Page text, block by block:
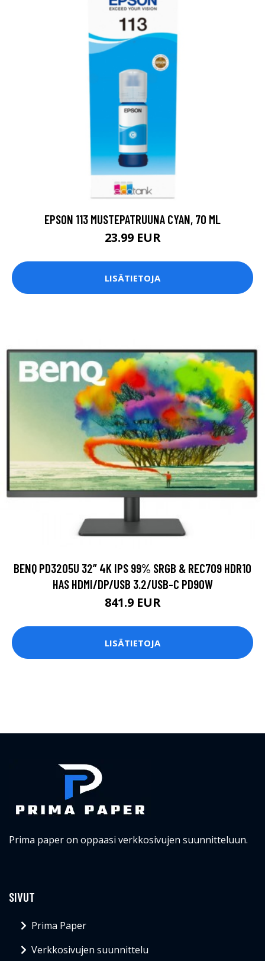
EPSON 113 MUSTEPATRUUNA CYAN, 70 ML
23.99 EUR
LISÄTIETOJA
BENQ PD3205U 32” 4K IPS 99% SRGB & REC709 HDR10
HAS HDMI/DP/USB 3.2/USB-C PD90W
841.9 EUR
LISÄTIETOJA
Prima paper on oppaasi verkkosivujen suunnitteluun.
SIVUT
Prima Paper
Verkkosivujen suunnittelu